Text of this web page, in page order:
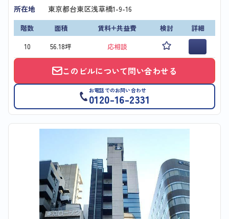
所在地
東京都台東区浅草橋1-9-16
階数 面積 賃料+共益費 検討
詳細
10
56.18坪 応相談
このビルについて問い合わせる
お電話でのお問い合わせ
0120-16-2331